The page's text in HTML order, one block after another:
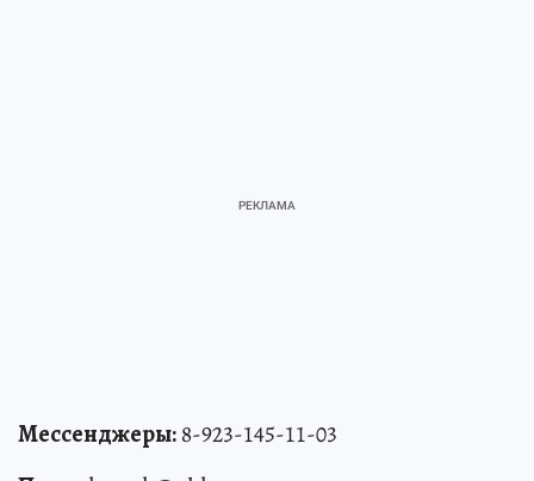
Мессенджеры:8-923-145-11-03